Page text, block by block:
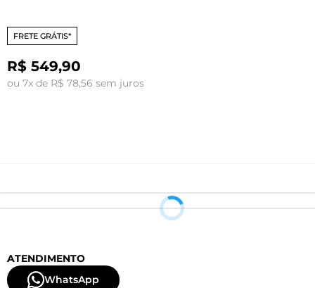
FRETE GRÁTIS*
R$ 549,90
ou 7x de R$ 78,56 sem juros
ATENDIMENTO
WhatsApp